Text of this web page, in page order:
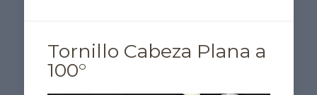
Tornillo Cabeza Plana a
100°